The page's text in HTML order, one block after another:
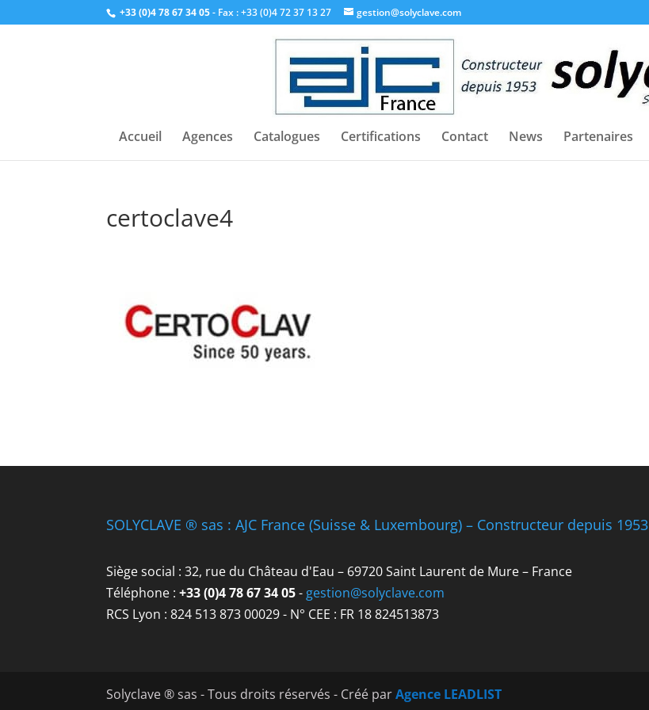
+33 (0)4 78 67 34 05- Fax : +33 (0)4 72 37 13 27 gestion@solyclave.com
Accueil Agences Catalogues Certifications Contact News Partenaires
certoclave4
SOLYCLAVE ® sas : AJC France (Suisse & Luxembourg) – Constructeur depuis 1953
Siège social : 32, rue du Château d'Eau – 69720 Saint Laurent de Mure – France
Téléphone : +33 (0)4 78 67 34 05- gestion@solyclave.com
RCS Lyon : 824 513 873 00029 - N° CEE : FR 18 824513873
Solyclave ® sas - Tous droits réservés - Créé parAgence LEADLIST